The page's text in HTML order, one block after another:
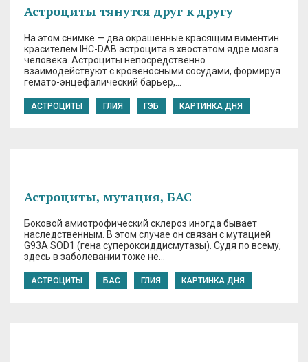
Астроциты тянутся друг к другу
На этом снимке — два окрашенные красящим виментин
красителем IHC-DAB астроцита в хвостатом ядре мозга
человека. Астроциты непосредственно
взаимодействуют с кровеносными сосудами, формируя
гемато-энцефалический барьер,…
АСТРОЦИТЫ ГЛИЯ ГЭБ КАРТИНКА ДНЯ
Астроциты, мутация, БАС
Боковой амиотрофический склероз иногда бывает
наследственным. В этом случае он связан с мутацией
G93A SOD1 (гена супероксиддисмутазы). Судя по всему,
здесь в заболевании тоже не…
АСТРОЦИТЫ БАС ГЛИЯ КАРТИНКА ДНЯ